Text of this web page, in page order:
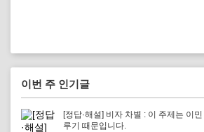
이번 주 인기글
[정답·해설] 비자 차별 : 이 주제는 이
루기 때문입니다.